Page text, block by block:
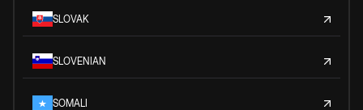
SLOVAK
SLOVENIAN
SOMALI